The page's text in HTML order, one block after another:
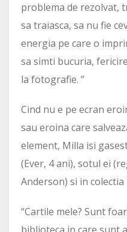
problema de rezolvat,
sa traiasca, sa nu fie
energia pe care o
sa simti bucuria,
la fotografie. ”
Cind nu e pe ecran
sau eroina care
element, Milla isi
(Ever, 4 ani), sotul ei
Anderson) si in
“Cartile mele? Sunt